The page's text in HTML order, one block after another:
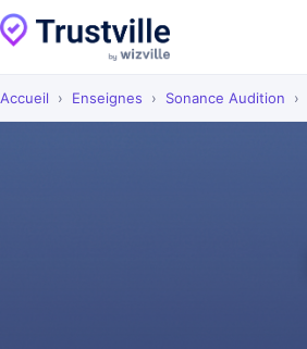
Accueil › Enseignes › Sonance Audition ›